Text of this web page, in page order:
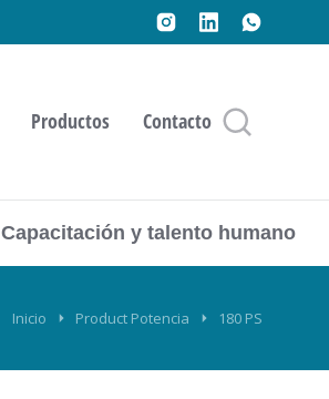
Productos Contacto
Capacitación y talento humano
Inicio Product Potencia 180 PS